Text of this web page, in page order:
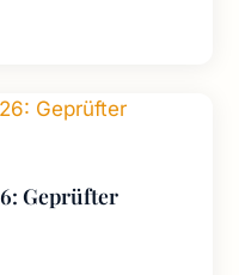
Geprüfter